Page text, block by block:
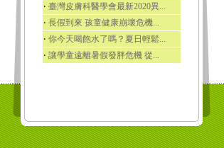
‧ 臺灣皮膚科醫學會最新2020異...
‧ 長假到來 孩童健康崩壞危機...
‧ 你今天喝飽水了嗎？夏日輕鬆...
‧ 讓學童遠離暑假發胖危機 從...